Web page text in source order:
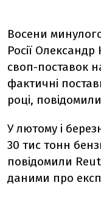
Восени
Росії
своп-поставок
фактичні
році,
У лютому і
30 тис тонн
повідомили
даними про